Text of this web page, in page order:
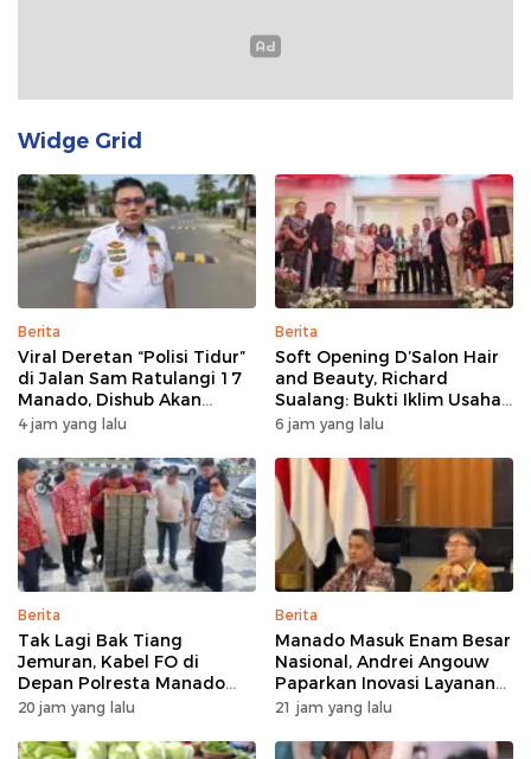
Widge Grid
Berita
Viral Deretan “Polisi Tidur”
di Jalan Sam Ratulangi 17
Manado, Dishub Akan
Musyawarahkan Solusi
4 jam yang lalu
Berita
Soft Opening D’Salon Hair
and Beauty, Richard
Sualang: Bukti Iklim Usaha
di Manado Terus
6 jam yang lalu
Berita
Tak Lagi Bak Tiang
Jemuran, Kabel FO di
Depan Polresta Manado
Ditata
20 jam yang lalu
Berita
Manado Masuk Enam Besar
Nasional, Andrei Angouw
Paparkan Inovasi Layanan
Investasi di Hadapan Tim
21 jam yang lalu